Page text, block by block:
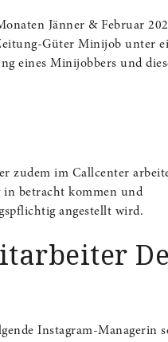
Jänner & Februar
Güter Minijob unter
eines Minijobbers und
zudem im Call­center
in betracht kommen und
angestellt wird.
Instagram-Managerin